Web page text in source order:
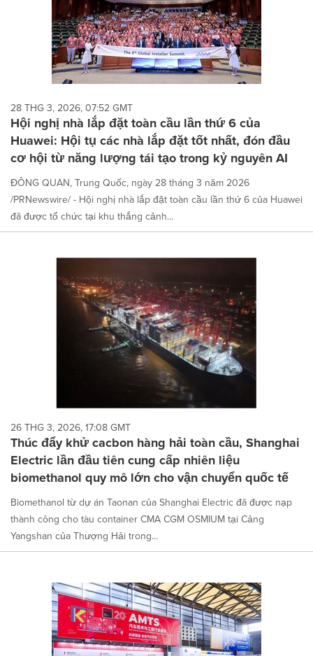
28 THG 3, 2026, 07:52 GMT
Hội nghị nhà lắp đặt toàn cầu lần thứ 6 của
Huawei: Hội tụ các nhà lắp đặt tốt nhất, đón đầu
cơ hội từ năng lượng tái tạo trong kỷ nguyên AI
ĐÔNG QUAN, Trung Quốc, ngày 28 tháng 3 năm 2026
/PRNewswire/ - Hội nghị nhà lắp đặt toàn cầu lần thứ 6 của Huawei
đã được tổ chức tại khu thắng cảnh...
26 THG 3, 2026, 17:08 GMT
Thúc đẩy khử cacbon hàng hải toàn cầu, Shanghai
Electric lần đầu tiên cung cấp nhiên liệu
biomethanol quy mô lớn cho vận chuyển quốc tế
Biomethanol từ dự án Taonan của Shanghai Electric đã được nạp
thành công cho tàu container CMA CGM OSMIUM tại Cảng
Yangshan của Thượng Hải trong...